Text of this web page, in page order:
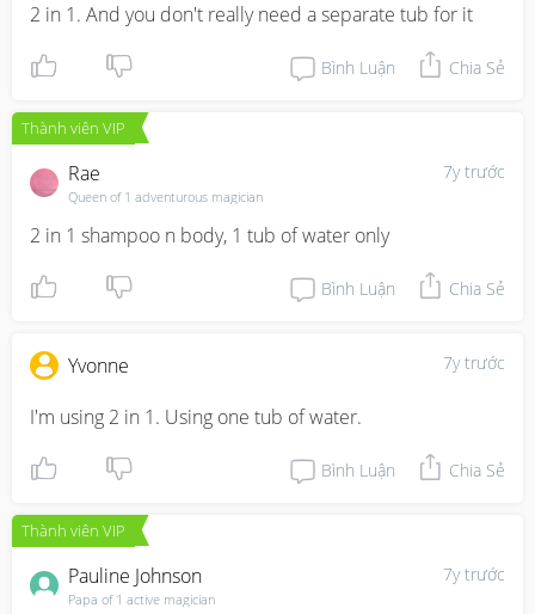
2 in 1. And you don't really need a separate tub for it
Bình Luận Chia Sẻ
Thành viên VIP
7y trước
Rae
Queen of 1 adventurous magician
2 in 1 shampoo n body, 1 tub of water only
Bình Luận Chia Sẻ
7y trước
Yvonne
I'm using 2 in 1. Using one tub of water.
Bình Luận Chia Sẻ
Thành viên VIP
7y trước
Pauline Johnson
Papa of 1 active magician